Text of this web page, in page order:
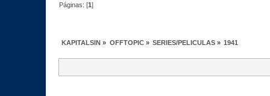
Páginas: [1]
KAPITALSIN » OFFTOPIC» SERIES/PELICULAS» 1941